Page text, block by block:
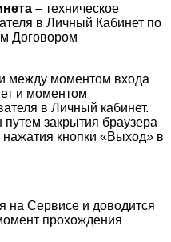
– техническое
в Личный Кабинет по
Договором
между моментом входа
и моментом
в Личный кабинет.
закрытия браузера
кнопки «Выход» в
на Сервисе и доводится
прохождения